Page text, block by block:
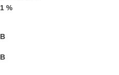
1 %
В
В